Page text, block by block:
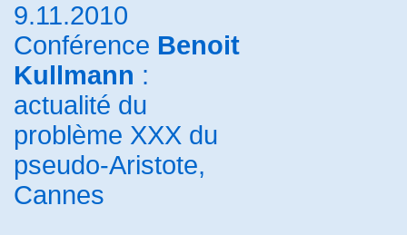
9.11.2010
Conférence Benoit
Kullmann :
actualité du
problème XXX du
pseudo-Aristote,
Cannes